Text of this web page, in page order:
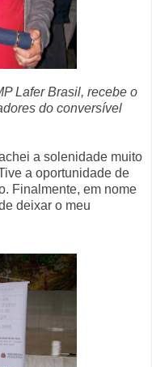
Lafer Brasil, recebe o
do conversível
a solenidade muito
a oportunidade de
Finalmente, em nome
deixar o meu